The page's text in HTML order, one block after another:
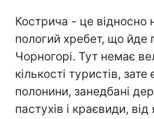
Кострича - це відносно
пологий хребет, що йде
Чорногорі. Тут немає
кількості туристів, зате
полонини, занедбані
пастухів і краєвиди, від